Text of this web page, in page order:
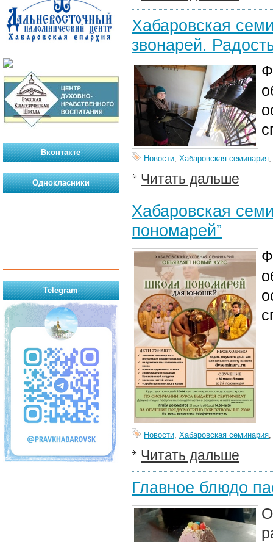
Хабаровская
звонарей.
Новости, Хабаровская семинария,
Читать дальше
Хабаровская
пономарей”
Новости, Хабаровская семинария,
Читать дальше
Главное блюдо
Вконтакте
Однокласники
Telegram